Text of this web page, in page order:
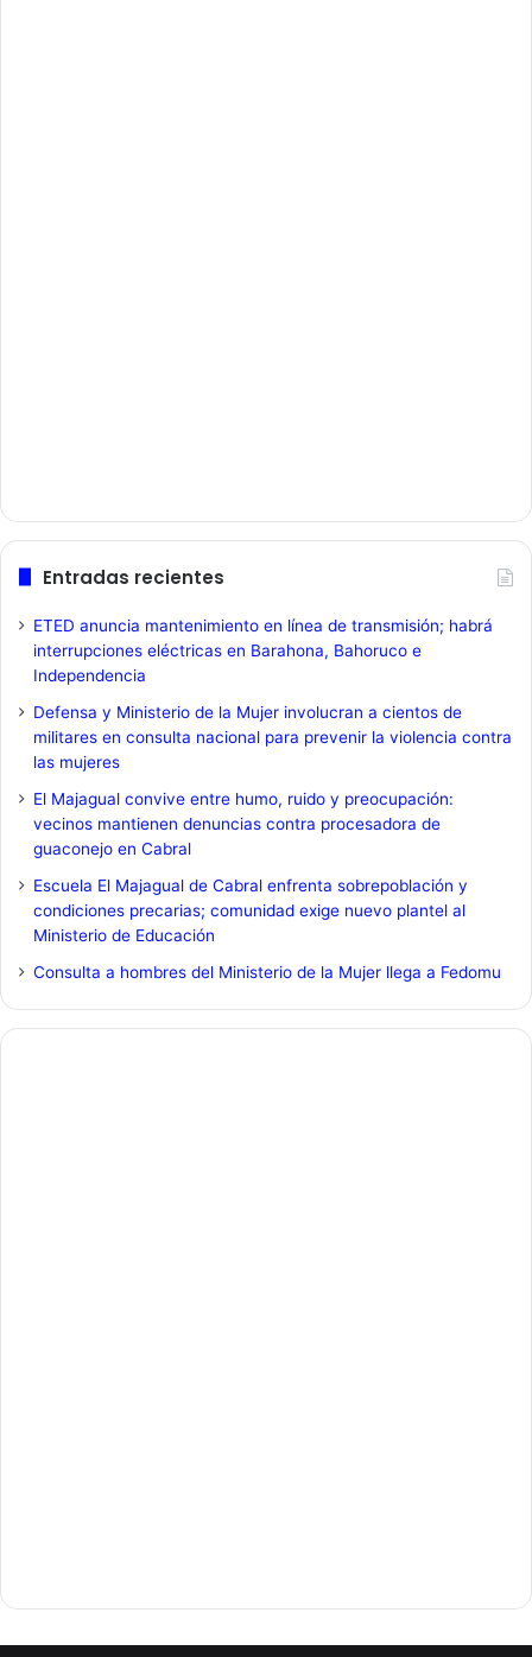
Entradas recientes
ETED anuncia mantenimiento en línea de transmisión; habrá
interrupciones eléctricas en Barahona, Bahoruco e
Independencia
Defensa y Ministerio de la Mujer involucran a cientos de
militares en consulta nacional para prevenir la violencia contra
las mujeres
El Majagual convive entre humo, ruido y preocupación:
vecinos mantienen denuncias contra procesadora de
guaconejo en Cabral
Escuela El Majagual de Cabral enfrenta sobrepoblación y
condiciones precarias; comunidad exige nuevo plantel al
Ministerio de Educación
Consulta a hombres del Ministerio de la Mujer llega a Fedomu